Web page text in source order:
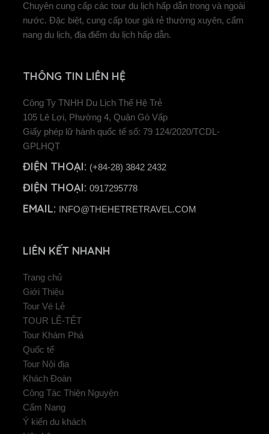
Chuyên cung cấp các tour du lịch hấp dẫn trong và ngoài
nước. Đặc biệt, cung cấp tour giá rẻ thường xuyên, cẩm
nang du lịch, địa điểm du lịch hấp dẫn.
THÔNG TIN LIÊN HỆ
Công Ty TNHH Du Lịch Thế Hệ Trẻ
105 Lê Lợi, Phường 4, Quận Gò Vấp
Giấy phép lữ hành quốc tế số: 79 124/2020/TCDL-
GPLHQT
ĐIỆN THOẠI: (+84-28) 3842 2432
ĐIỆN THOẠI: 0917295778
EMAIL: INFO@THEHETRETRAVEL.COM
LIÊN KẾT NHANH
Trang chủ
Giới Thiệu
Tour Vé Lẻ
TOUR LỄ-TẾT
Tour Khám Phá
Quốc tế
Tour Nội địa
Khách Đoàn
Công Tác Thiện Nguyện
Cẩm Nang
Ý kiến du khách